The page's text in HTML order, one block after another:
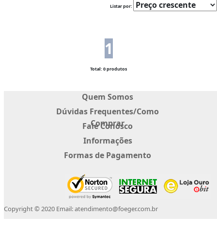
Listar por:
1
Total: 0 produtos
Quem Somos
Dúvidas Frequentes/Como
Comprar
Fale Conosco
Informações
Formas de Pagamento
Copyright © 2020 Email: atendimento@foeger.com.br